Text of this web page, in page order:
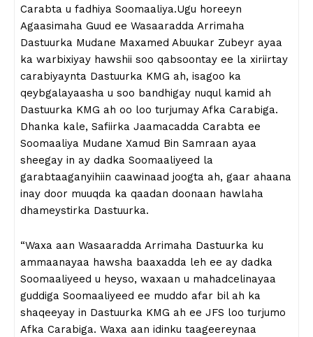
Carabta u fadhiya Soomaaliya.Ugu horeeyn
Agaasimaha Guud ee Wasaaradda Arrimaha
Dastuurka Mudane Maxamed Abuukar Zubeyr ayaa
ka warbixiyay hawshii soo qabsoontay ee la xiriirtay
carabiyaynta Dastuurka KMG ah, isagoo ka
qeybgalayaasha u soo bandhigay nuqul kamid ah
Dastuurka KMG ah oo loo turjumay Afka Carabiga.
Dhanka kale, Safiirka Jaamacadda Carabta ee
Soomaaliya Mudane Xamud Bin Samraan ayaa
sheegay in ay dadka Soomaaliyeed la
garabtaaganyihiin caawinaad joogta ah, gaar ahaana
inay door muuqda ka qaadan doonaan hawlaha
dhameystirka Dastuurka.
“Waxa aan Wasaaradda Arrimaha Dastuurka ku
ammaanayaa hawsha baaxadda leh ee ay dadka
Soomaaliyeed u heyso, waxaan u mahadcelinayaa
guddiga Soomaaliyeed ee muddo afar bil ah ka
shaqeeyay in Dastuurka KMG ah ee JFS loo turjumo
Afka Carabiga. Waxa aan idinku taageereynaa